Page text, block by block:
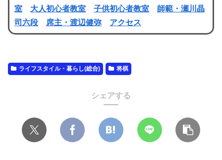
室
大人初心者教室 子供初心者教室
師範・瀬川晶
司六段
席主・渡辺健弥 アクセス
ライフスタイル・暮らし(総合) 将棋
シェアする